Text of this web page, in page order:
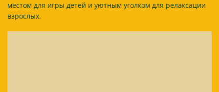
местом для игры детей и уютным уголком для релаксации
взрослых.